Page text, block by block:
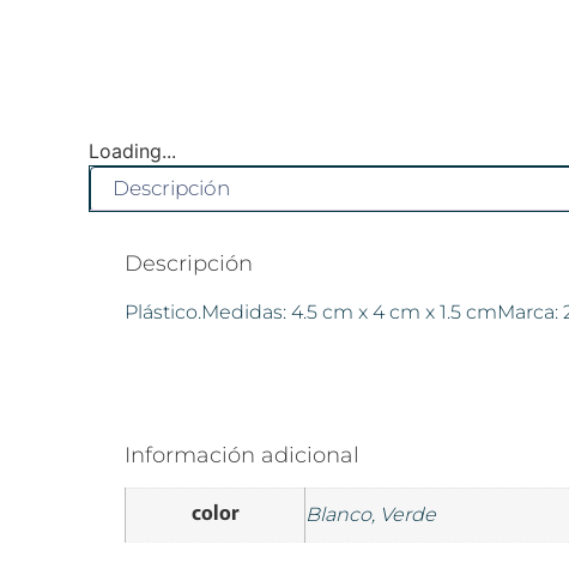
Loading...
Descripción
Descripción
Plástico.Medidas: 4.5 cm x 4 cm x 1.5
Información adicional
color Blanco, Verde